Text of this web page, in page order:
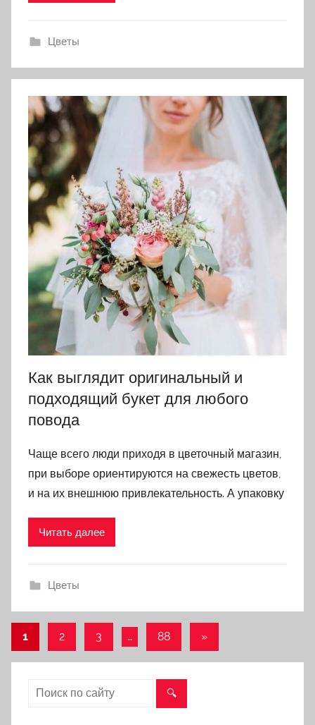
Цветы
Как выглядит оригинальный и
подходящий букет для любого
повода
Чаще всего люди приходя в цветочный магазин,
при выборе ориентируются на свежесть цветов,
и на их внешнюю привлекательность. А упаковку
Читать далее
Цветы
Навигация
1 2 3 … 88
Следующие
»